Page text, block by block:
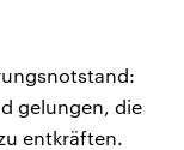
gelungen, die
entkräften.